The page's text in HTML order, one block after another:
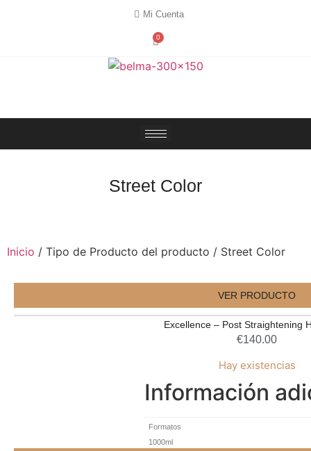
Mi Cuenta
0
Street Color
Inicio / Tipo de Producto del producto / Street Color
VER PRODUCTO
Excellence – Post Straightening
€140.00
Hay existencias
Información
Formatos
1000ml